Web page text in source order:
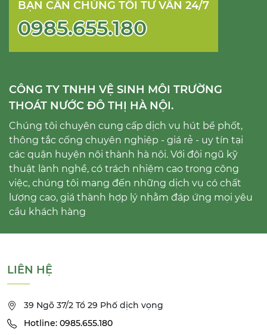
BẠN CẦN CHÚNG TÔI TƯ VẤN 24/7
0985.655.180
CÔNG TY TNHH VỆ SINH MÔI TRƯỜNG
THOÁT NƯỚC ĐÔ THỊ HÀ NỘI.
Chúng tôi chuyên cung cấp dịch vụ hút bể phốt,
thông tắc cống chuyên nghiệp - giá rẻ - uy tín tại
các quận huyện nội thành hà nội. Với đội ngũ kỹ
thuật lành nghề, có trách nhiệm cao trong công
việc, chúng tôi mang đến những dịch vụ có chất
lượng cao, giá thành hợp lý nhằm đáp ứng mọi yêu
cầu khách hàng
LIÊN HỆ
39 Ngõ 37/2 Tổ 29 Phố dịch vọng
Hotline: 0985.655.180